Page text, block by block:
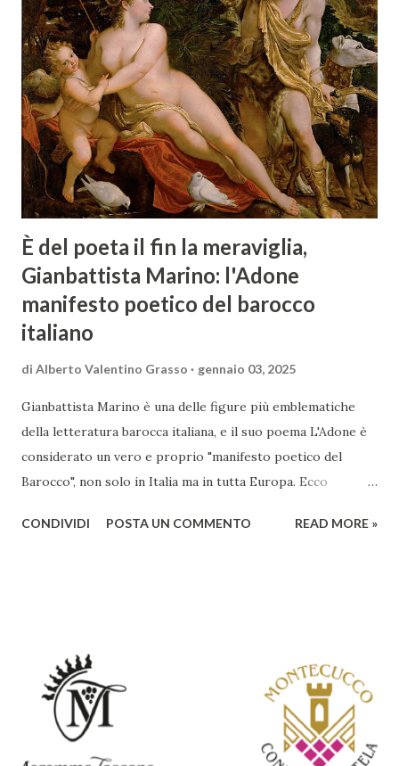
È del poeta il fin la meraviglia,
Gianbattista Marino: l'Adone
manifesto poetico del barocco
italiano
di Alberto Valentino Grasso gennaio 03, 2025
Gianbattista Marino è una delle figure più emblematiche
della letteratura barocca italiana, e il suo poema L'Adone è
considerato un vero e proprio "manifesto poetico del
Barocco", non solo in Italia ma in tutta Europa. Ecco
rendono un'opera fondamentale per il periodo. Marino fu
abbracciando invece i principi del Barocco: l'arte come
meraviglia, l'ostentazione della tecnica e la ricerca del
sorprendente. Marino visse in un'epoca di grandi
cambiamenti culturali e sociali, e la sua opera riflette questa
complessità. L'Adone è un poema epico-mitologico in 20
CONDIVIDI POSTA UN COMMENTO READ MORE »